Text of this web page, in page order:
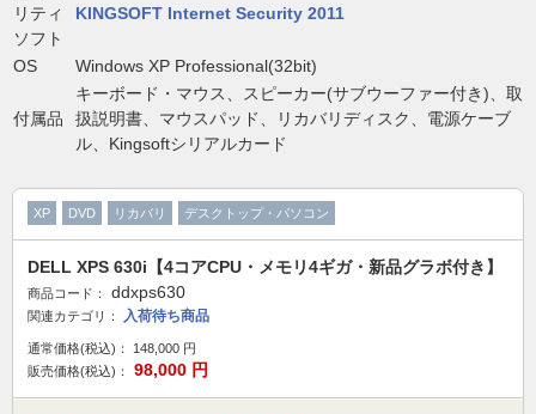
リティ
ソフト
KINGSOFT Internet Security 2011
OS Windows XP Professional(32bit)
付属品
キーボード・マウス、スピーカー(サブウーファー付き)、取
扱説明書、マウスパッド、リカバリディスク、電源ケーブ
ル、Kingsoftシリアルカード
XP DVD リカバリ デスクトップ・パソコン
DELL XPS 630i【4コアCPU・メモリ4ギガ・新品グラボ付き】
商品コード： ddxps630
関連カテゴリ： 入荷待ち商品
通常価格(税込)： 148,000 円
販売価格(税込)：
98,000 円